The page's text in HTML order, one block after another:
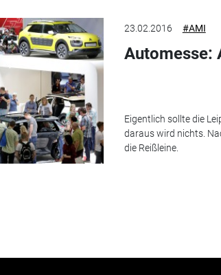
23.02.2016 #AMI
Automesse:
Eigentlich sollte die
daraus wird nichts.
die Reißleine.